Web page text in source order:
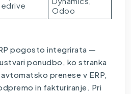
Odoo
pogosto integrirata —
ponudbo, ko stranka
prenese v ERP,
in fakturiranje. Pri